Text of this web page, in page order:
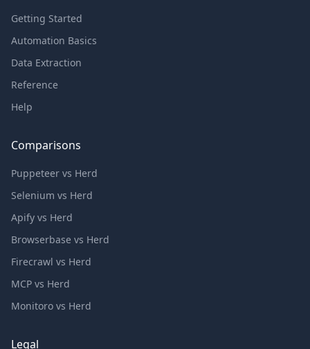
Getting Started
Automation Basics
Data Extraction
Reference
Help
Comparisons
Puppeteer vs Herd
Selenium vs Herd
Apify vs Herd
Browserbase vs Herd
Firecrawl vs Herd
MCP vs Herd
Monitoro vs Herd
Legal